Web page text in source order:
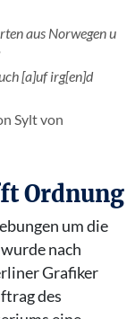
aus Norwegen u
[a]uf irg[en]d
Sylt von
Ordnung
um die
nach
Grafiker
des